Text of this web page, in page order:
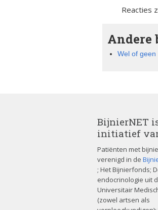
Reacties
Andere
Wel of
BijnierNET
initiatief
Patiënten met
verenigd in de
; Het Bijnierfonds;
endocrinologie uit
Universitair
(zowel artsen als